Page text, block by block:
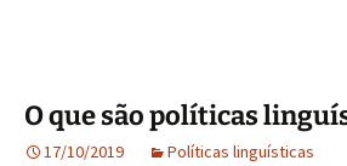
O que são políticas
17/10/2019 Políticas linguísticas